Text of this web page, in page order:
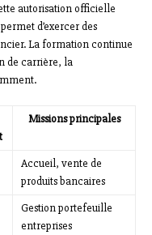
autorisation officielle
d’exercer des
La formation continue
de carrière, la
Missions principales
Accueil, vente de
produits bancaires
Gestion portefeuille
entreprises